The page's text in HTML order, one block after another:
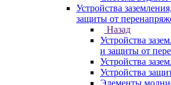
Устройства
защиты от
Назад
Устройства
и защиты от
Устройства
Устройства
Элементы